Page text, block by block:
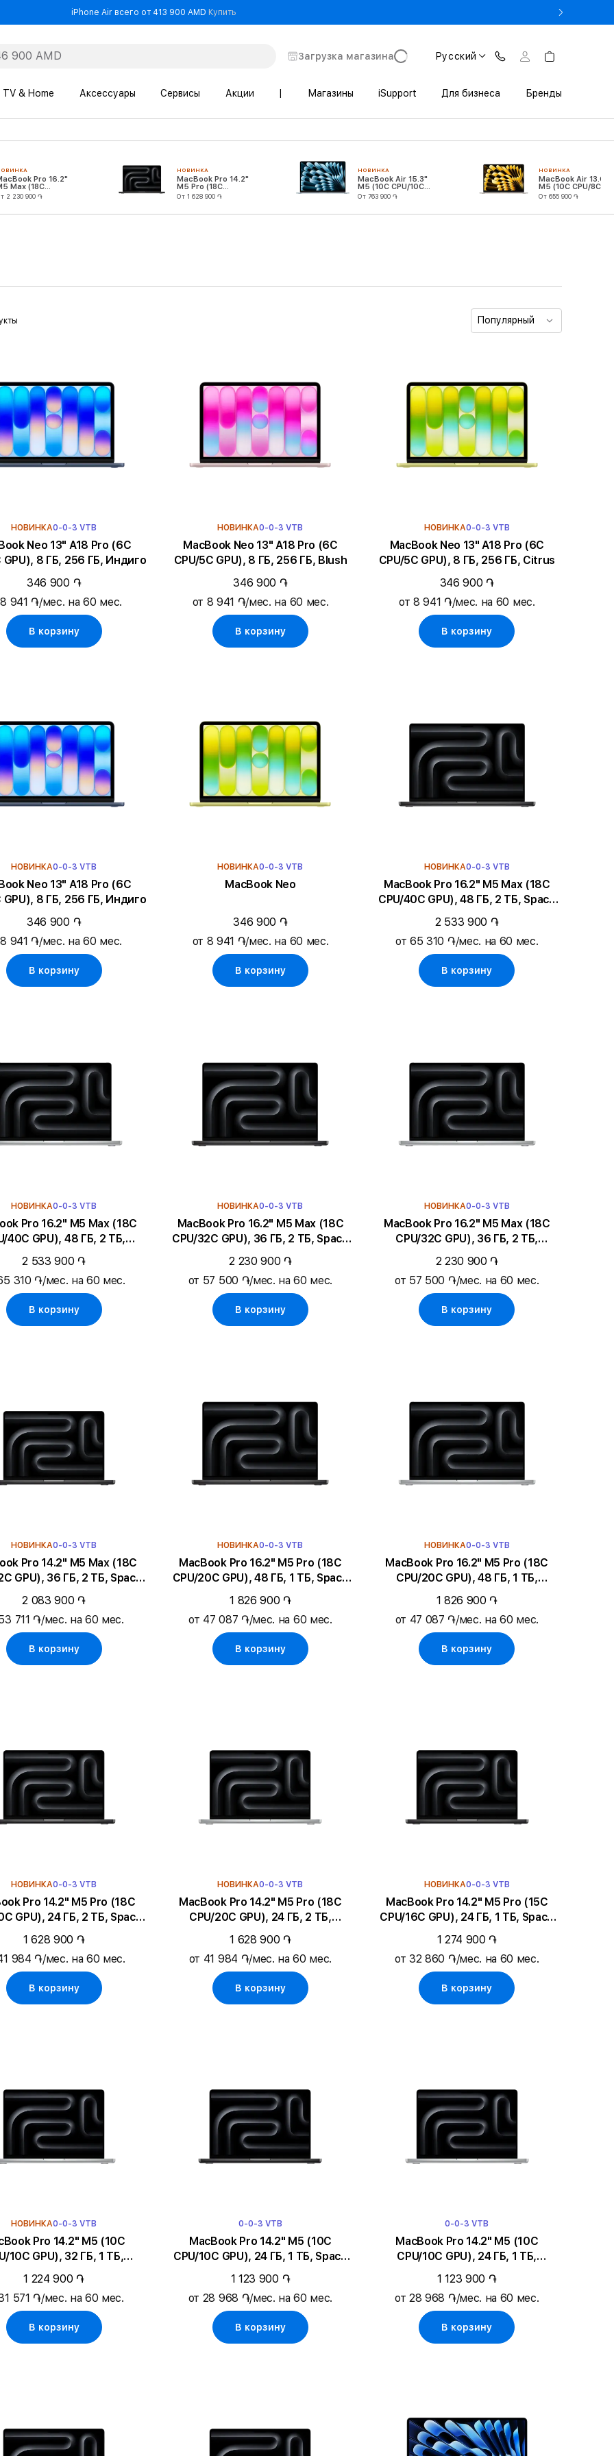
iPhone Air всего от 413 900 AMD Купить- iPhone Air всего от 413 900 AMD
Загрузка магазина Русский
TV & Home Аксессуары Сервисы Акции Магазины iSupport Для бизнеса Бренды
Pro 16.2"
Max (18C
32C GPU)
2 230 900 ֏
НОВИНКА
MacBook Pro 14.2"
M5 Pro (18C
CPU/20C GPU)
От 1 628 900 ֏
НОВИНКА
MacBook Air 15.3"
M5 (10C CPU/10C
GPU)
От 763 900 ֏
НОВИНКА
MacBook Air 13.6"
M5 (10C CPU/8C
GPU)
От 655 900 ֏
Популярный
НОВИНКА0-0-3 VTB
Neo 13" A18 Pro (6C
GPU), 8 ГБ, 256 ГБ, Индиго
346 900 ֏
941 ֏/мес. на 60 мес.
В корзину
НОВИНКА0-0-3 VTB
MacBook Neo 13" A18 Pro (6C
CPU/5C GPU), 8 ГБ, 256 ГБ, Blush
346 900 ֏
от 8 941 ֏/мес. на 60 мес.
В корзину
НОВИНКА0-0-3 VTB
MacBook Neo 13" A18 Pro (6C
CPU/5C GPU), 8 ГБ, 256 ГБ, Citrus
346 900 ֏
от 8 941 ֏/мес. на 60 мес.
В корзину
НОВИНКА0-0-3 VTB
Neo 13" A18 Pro (6C
GPU), 8 ГБ, 256 ГБ, Индиго
346 900 ֏
941 ֏/мес. на 60 мес.
В корзину
НОВИНКА0-0-3 VTB
MacBook Neo
346 900 ֏
от 8 941 ֏/мес. на 60 мес.
В корзину
НОВИНКА0-0-3 VTB
MacBook Pro 16.2" M5 Max (18C
CPU/40C GPU), 48 ГБ, 2 ТБ, Space
Black
2 533 900 ֏
от 65 310 ֏/мес. на 60 мес.
В корзину
НОВИНКА0-0-3 VTB
16.2" M5 Max (18C
40C GPU), 48 ГБ, 2 ТБ,
Серебристый
2 533 900 ֏
310 ֏/мес. на 60 мес.
В корзину
НОВИНКА0-0-3 VTB
MacBook Pro 16.2" M5 Max (18C
CPU/32C GPU), 36 ГБ, 2 ТБ, Space
Black
2 230 900 ֏
от 57 500 ֏/мес. на 60 мес.
В корзину
НОВИНКА0-0-3 VTB
MacBook Pro 16.2" M5 Max (18C
CPU/32C GPU), 36 ГБ, 2 ТБ,
Серебристый
2 230 900 ֏
от 57 500 ֏/мес. на 60 мес.
В корзину
НОВИНКА0-0-3 VTB
14.2" M5 Max (18C
GPU), 36 ГБ, 2 ТБ, Space
Black
2 083 900 ֏
711 ֏/мес. на 60 мес.
В корзину
НОВИНКА0-0-3 VTB
MacBook Pro 16.2" M5 Pro (18C
CPU/20C GPU), 48 ГБ, 1 ТБ, Space
Black
1 826 900 ֏
от 47 087 ֏/мес. на 60 мес.
В корзину
НОВИНКА0-0-3 VTB
MacBook Pro 16.2" M5 Pro (18C
CPU/20C GPU), 48 ГБ, 1 ТБ,
Серебристый
1 826 900 ֏
от 47 087 ֏/мес. на 60 мес.
В корзину
НОВИНКА0-0-3 VTB
14.2" M5 Pro (18C
GPU), 24 ГБ, 2 ТБ, Space
Black
1 628 900 ֏
984 ֏/мес. на 60 мес.
В корзину
НОВИНКА0-0-3 VTB
MacBook Pro 14.2" M5 Pro (18C
CPU/20C GPU), 24 ГБ, 2 ТБ,
Серебристый
1 628 900 ֏
от 41 984 ֏/мес. на 60 мес.
В корзину
НОВИНКА0-0-3 VTB
MacBook Pro 14.2" M5 Pro (15C
CPU/16C GPU), 24 ГБ, 1 ТБ, Space
Black
1 274 900 ֏
от 32 860 ֏/мес. на 60 мес.
В корзину
НОВИНКА0-0-3 VTB
Pro 14.2" M5 (10C
10C GPU), 32 ГБ, 1 ТБ,
Серебристый
1 224 900 ֏
571 ֏/мес. на 60 мес.
В корзину
0-0-3 VTB
MacBook Pro 14.2" M5 (10C
CPU/10C GPU), 24 ГБ, 1 ТБ, Space
Black
1 123 900 ֏
от 28 968 ֏/мес. на 60 мес.
В корзину
0-0-3 VTB
MacBook Pro 14.2" M5 (10C
CPU/10C GPU), 24 ГБ, 1 ТБ,
Серебристый
1 123 900 ֏
от 28 968 ֏/мес. на 60 мес.
В корзину